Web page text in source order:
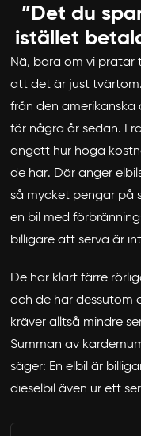
”Det du
istället
Nä, bara om vi pratar
att det är just
från den amerikanska
för några år sedan. I
angett hur höga
de har. Där anger
så mycket pengar på
en bil med
billigare att serva är
De har klart färre
och de har dessutom
kräver alltså mindre
Summan av
säger: En elbil är
dieselbil även ur ett